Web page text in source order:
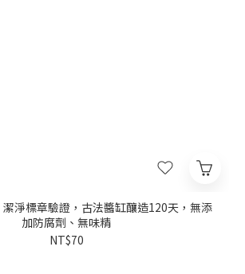
加防腐劑、無味精
NT$70